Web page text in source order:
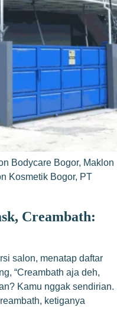
Bodycare Bogor, Maklon
Kosmetik Bogor, PT
Creambath:
salon, menatap daftar
“Creambath aja deh,
Kamu nggak sendirian.
ketiganya